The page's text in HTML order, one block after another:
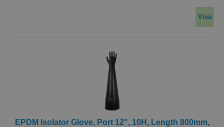
Visa
EPDM Isolator Glove, Port 12", 10H, Length 800mm,